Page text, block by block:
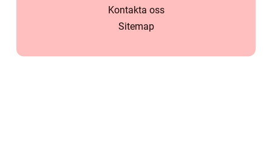
Kontakta oss
Sitemap